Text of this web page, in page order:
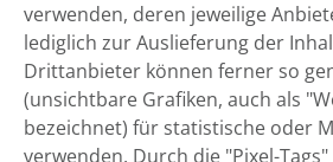
verwenden, deren jeweilige
lediglich zur Auslieferung der
Drittanbieter können ferner so
(unsichtbare Grafiken, auch als
bezeichnet) für statistische oder
verwenden. Durch die "Pixel-